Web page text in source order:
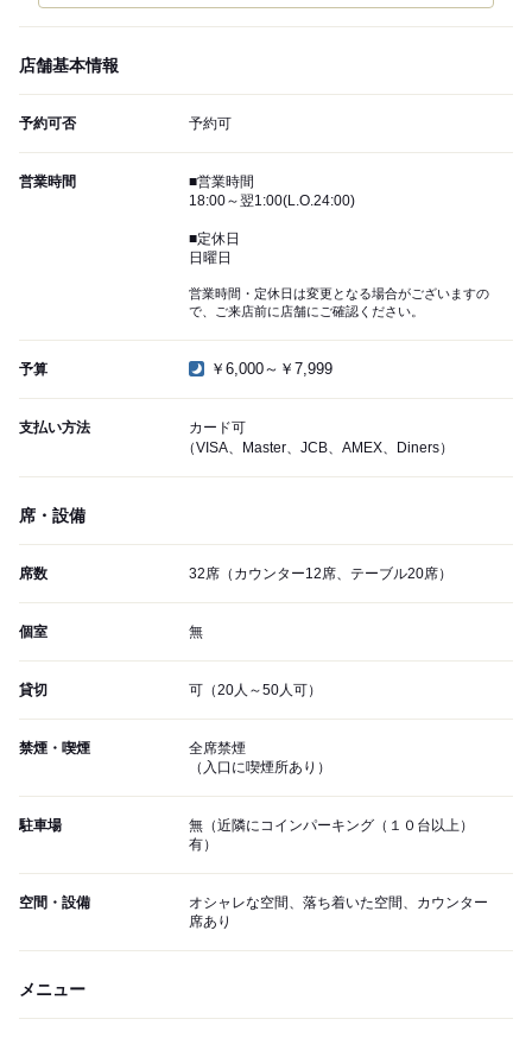
店舗基本情報
予約可否 予約可
営業時間
■営業時間
18:00～翌1:00(L.O.24:00)
■定休日
日曜日
営業時間・定休日は変更となる場合がございますの
で、ご来店前に店舗にご確認ください。
予算 ￥6,000～￥7,999
支払い方法
カード可
（VISA、Master、JCB、AMEX、Diners）
席・設備
席数 32席（カウンター12席、テーブル20席）
個室 無
貸切 可（20人～50人可）
禁煙・喫煙
全席禁煙
（入口に喫煙所あり）
駐車場
無（近隣にコインパーキング（１０台以上）
有）
空間・設備
オシャレな空間、落ち着いた空間、カウンター
席あり
メニュー